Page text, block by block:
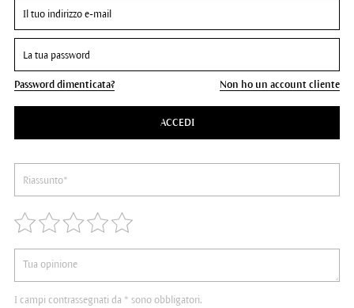
Password dimenticata? Non ho un account cliente
ACCEDI
I campi contrassegnati da * sono obbligatori.